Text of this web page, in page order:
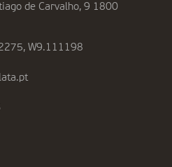
de Carvalho, 9 1800
W9.111198